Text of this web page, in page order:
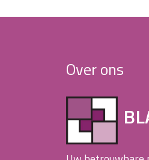
Over ons